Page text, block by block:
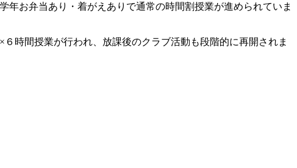
お弁当あり・着がえありで通常の時間割授業が進められていま
時間授業が行われ、放課後のクラブ活動も段階的に再開されま